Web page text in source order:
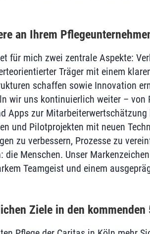
an Ihrem
für mich zwei zentrale Aspekte:
Träger mit einem
schaffen sowie Innovation
wir uns kontinuierlich weiter –
Apps zur
und Pilotprojekten mit neuen
zu verbessern, Prozesse zu
die Menschen. Unser
Teamgeist und einem
Ziele in den kommenden